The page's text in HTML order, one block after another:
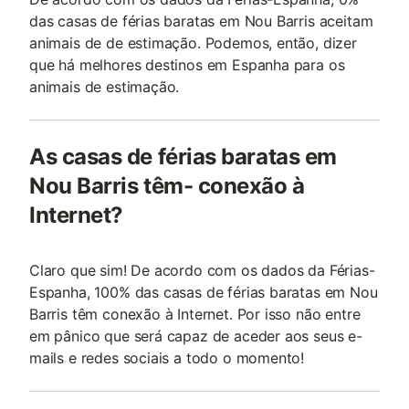
das casas de férias baratas em Nou Barris aceitam
animais de de estimação. Podemos, então, dizer
que há melhores destinos em Espanha para os
animais de estimação.
As casas de férias baratas em
Nou Barris têm- conexão à
Internet?
Claro que sim! De acordo com os dados da Férias-
Espanha, 100% das casas de férias baratas em Nou
Barris têm conexão à Internet. Por isso não entre
em pânico que será capaz de aceder aos seus e-
mails e redes sociais a todo o momento!